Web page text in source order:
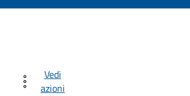
Vedi
azioni